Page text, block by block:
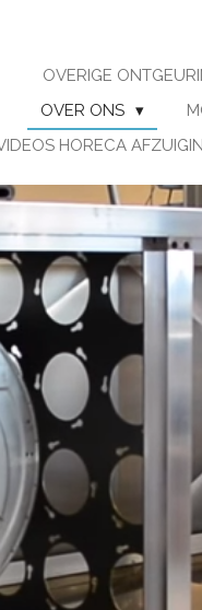
OVERIGE
OVER ONS
HORECA